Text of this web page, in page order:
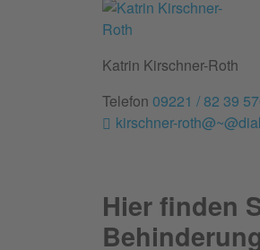
Katrin Kirschner-Roth
Telefon 09221 / 82 39
kirschner-
Hier finden